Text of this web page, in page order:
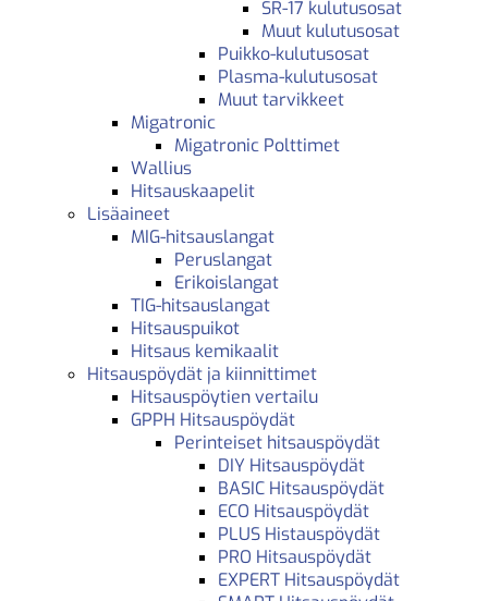
SR-17 kulutusosat
Muut kulutusosat
Puikko-kulutusosat
Plasma-kulutusosat
Muut tarvikkeet
Migatronic
Migatronic Polttimet
Wallius
Hitsauskaapelit
Lisäaineet
MIG-hitsauslangat
Peruslangat
Erikoislangat
TIG-hitsauslangat
Hitsauspuikot
Hitsaus kemikaalit
Hitsauspöydät ja kiinnittimet
Hitsauspöytien vertailu
GPPH Hitsauspöydät
Perinteiset hitsauspöydät
DIY Hitsauspöydät
BASIC Hitsauspöydät
ECO Hitsauspöydät
PLUS Histauspöydät
PRO Hitsauspöydät
EXPERT Hitsauspöydät